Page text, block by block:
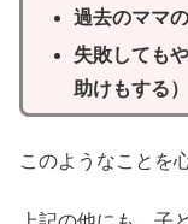
過去のママ
失敗しても
助けもする）
このようなことを